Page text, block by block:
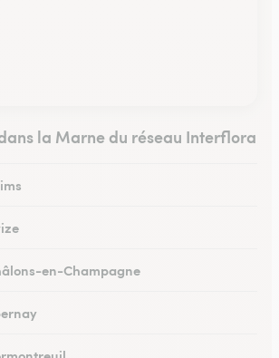
la Marne du réseau Interflora
en-Champagne